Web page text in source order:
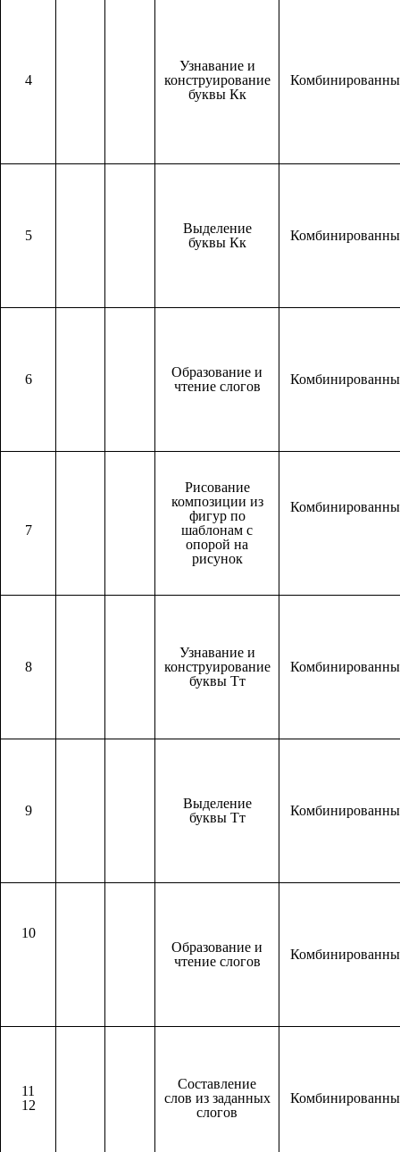
4
Узнавание и
конструирование
буквы Кк
5
Выделение
буквы Кк
6
Образование и
чтение слогов
7
Рисование
композиции из
фигур по
шаблонам с
опорой на
рисунок
8
Узнавание и
конструирование
буквы Тт
9
Выделение
буквы Тт
10
Образование и
чтение слогов
11
12
Составление
слов из заданных
слогов